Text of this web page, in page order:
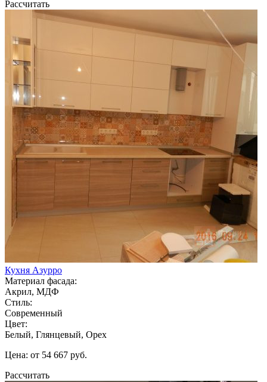
Рассчитать
Кухня Азурро
Материал фасада:
Акрил, МДФ
Стиль:
Современный
Цвет:
Белый, Глянцевый, Орех
Цена: от 54 667 руб.
Рассчитать